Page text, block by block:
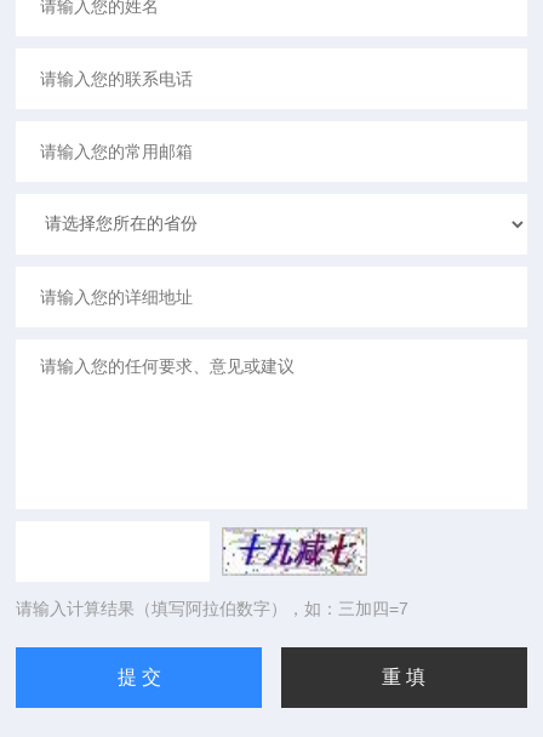
请输入计算结果（填写阿拉伯数字），如：三加四=7